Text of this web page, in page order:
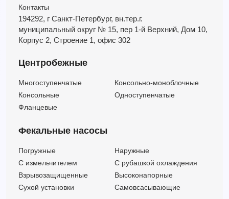
Контакты
194292, г Санкт-Петербург, вн.тер.г.
муниципальный округ № 15, пер 1-й Верхний, Дом 10,
Корпус 2, Строение 1, офис 302
Центробежные
Многоступенчатые
Консольно-моноблочные
Консольные
Одноступенчатые
Фланцевые
Фекальные насосы
Погружные
Наружные
C измельчителем
С рубашкой охлаждения
Взрывозащищенные
Высоконапорные
Сухой установки
Самовсасывающие